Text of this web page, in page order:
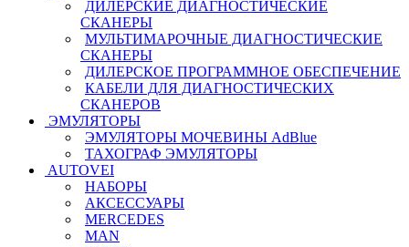
ДИЛЕРСКИЕ ДИАГНОСТИЧЕСКИЕ
СКАНЕРЫ
МУЛЬТИМАРОЧНЫЕ ДИАГНОСТИЧЕСКИЕ
СКАНЕРЫ
ДИЛЕРСКОЕ ПРОГРАММНОЕ ОБЕСПЕЧЕНИЕ
КАБЕЛИ ДЛЯ ДИАГНОСТИЧЕСКИХ
СКАНЕРОВ
ЭМУЛЯТОРЫ
ЭМУЛЯТОРЫ МОЧЕВИНЫ АdBlue
ТАХОГРАФ ЭМУЛЯТОРЫ
AUTOVEI
НАБОРЫ
АКСЕССУАРЫ
MERCEDES
MAN